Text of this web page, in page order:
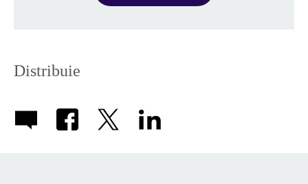
Distribuie